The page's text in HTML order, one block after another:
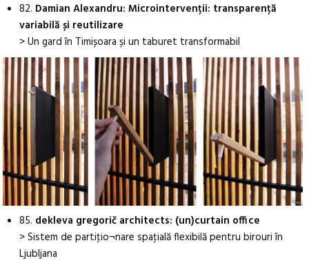
82. Damian Alexandru: Microintervenții: transparență
variabilă și reutilizare
> Un gard în Timișoara și un taburet transformabil
85. dekleva gregorič architects: (un)curtain office
> Sistem de partiţio¬nare spaţială flexibilă pentru birouri în
Ljubljana